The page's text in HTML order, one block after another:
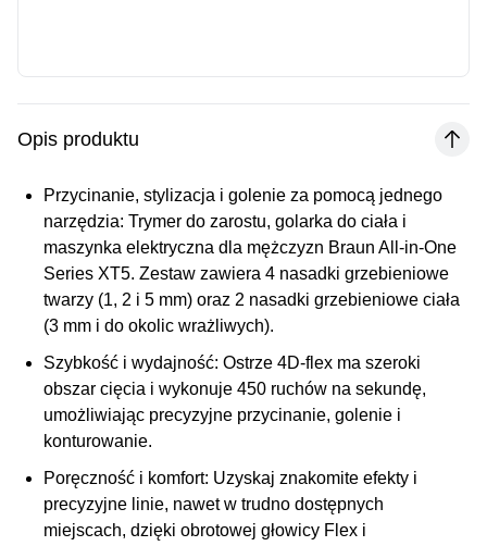
Opis produktu
Przycinanie, stylizacja i golenie za pomocą jednego
narzędzia: Trymer do zarostu, golarka do ciała i
maszynka elektryczna dla mężczyzn Braun All-in-One
Series XT5. Zestaw zawiera 4 nasadki grzebieniowe
twarzy (1, 2 i 5 mm) oraz 2 nasadki grzebieniowe ciała
(3 mm i do okolic wrażliwych).
Szybkość i wydajność: Ostrze 4D-flex ma szeroki
obszar cięcia i wykonuje 450 ruchów na sekundę,
umożliwiając precyzyjne przycinanie, golenie i
konturowanie.
Poręczność i komfort: Uzyskaj znakomite efekty i
precyzyjne linie, nawet w trudno dostępnych
miejscach, dzięki obrotowej głowicy Flex i